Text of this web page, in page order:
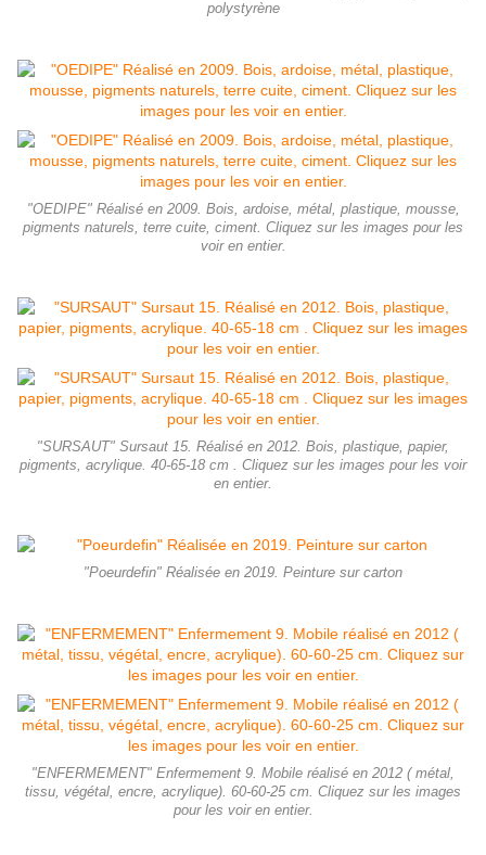
polystyrène
"OEDIPE" Réalisé en 2009. Bois, ardoise, métal, plastique, mousse,
pigments naturels, terre cuite, ciment. Cliquez sur les images pour les
voir en entier.
"SURSAUT" Sursaut 15. Réalisé en 2012. Bois, plastique, papier,
pigments, acrylique. 40-65-18 cm . Cliquez sur les images pour les voir
en entier.
"Poeurdefin" Réalisée en 2019. Peinture sur carton
"ENFERMEMENT" Enfermement 9. Mobile réalisé en 2012 ( métal,
tissu, végétal, encre, acrylique). 60-60-25 cm. Cliquez sur les images
pour les voir en entier.